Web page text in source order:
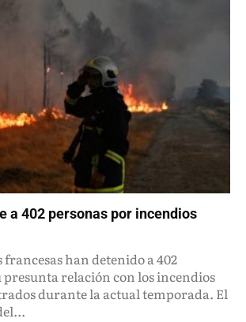
a 402 personas por incendios
han detenido a 402
presunta relación con los incendios
durante la actual temporada. El